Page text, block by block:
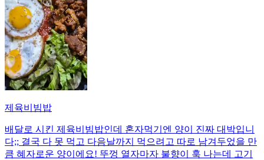
제육비빔밥
배달로 시킨 제육비빔밥인데 혼자먹기엔 양이 진짜 대박입니
다;; 결국 다 못 먹고 다음날까지 먹으려고 따로 남겨두었을 만
큼 혜자로운 양이에요! 뚜껑 열자마자 불향이 훅 나는데 고기